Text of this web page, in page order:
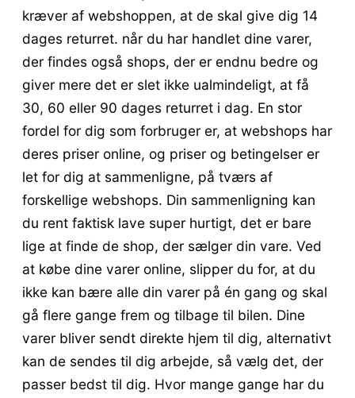
kræver af webshoppen, at de skal give dig 14
dages returret. når du har handlet dine varer,
der findes også shops, der er endnu bedre og
giver mere det er slet ikke ualmindeligt, at få
30, 60 eller 90 dages returret i dag. En stor
fordel for dig som forbruger er, at webshops har
deres priser online, og priser og betingelser er
let for dig at sammenligne, på tværs af
forskellige webshops. Din sammenligning kan
du rent faktisk lave super hurtigt, det er bare
lige at finde de shop, der sælger din vare. Ved
at købe dine varer online, slipper du for, at du
ikke kan bære alle din varer på én gang og skal
gå flere gange frem og tilbage til bilen. Dine
varer bliver sendt direkte hjem til dig, alternativt
kan de sendes til dig arbejde, så vælg det, der
passer bedst til dig. Hvor mange gange har du